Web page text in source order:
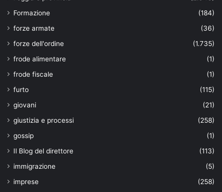
Formazione
(184)
forze armate
(36)
forze dell'ordine
(1.735)
frode alimentare
(1)
frode fiscale
(1)
furto
(115)
giovani
(21)
giustizia e processi
(258)
gossip
(1)
Il Blog del direttore
(113)
immigrazione
(5)
imprese
(258)